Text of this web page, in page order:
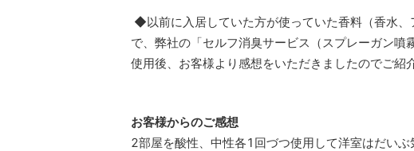
◆以前に入居していた方が使っていた香料（香水
で、弊社の「セルフ消臭サービス（スプレーガン噴
使用後、お客様より感想をいただきましたのでご紹
お客様からのご感想
2部屋を酸性、中性各1回づつ使用して洋室はだい